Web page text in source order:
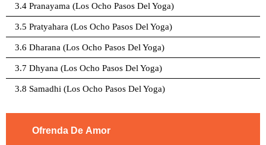
3.4 Pranayama (Los Ocho Pasos Del Yoga)
3.5 Pratyahara (Los Ocho Pasos Del Yoga)
3.6 Dharana (Los Ocho Pasos Del Yoga)
3.7 Dhyana (Los Ocho Pasos Del Yoga)
3.8 Samadhi (Los Ocho Pasos Del Yoga)
Ofrenda De Amor